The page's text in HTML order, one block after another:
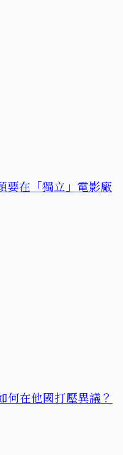
要在「獨立」電影廠
何在他國打壓異議？